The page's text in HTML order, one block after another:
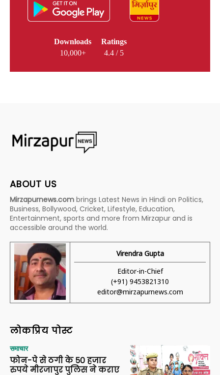
Downloads
10,000+
Ratings
4.4 / 5
ABOUT US
Mirzapurnews.com brings Latest News in Hindi on Politics,
Business, Bollywood, Cricket, Lifestyle, Education,
Entertainment, sports and more from Mirzapur and is
accessible around the world.
Virendra Gupta
Editor-in-Chief
(+91) 9453821310
editor@mirzapurnews.com
लोकप्रिय पोस्ट
समाचार
फोन-पे से ठगी के 50 हजार
रुपये मीरजापुर पुलिस ने कराए